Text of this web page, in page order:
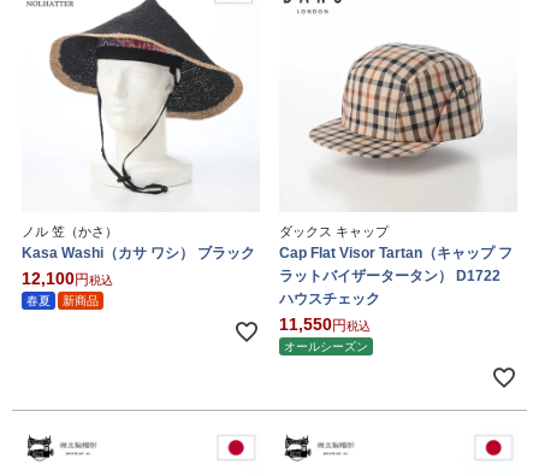
ノル 笠（かさ）
Kasa Washi（カサ ワシ） ブラック
12,100
税込
春夏
新商品
ダックス キャップ
Cap Flat Visor Tartan（キャップ フ
ラットバイザータータン） D1722
ハウスチェック
11,550
税込
オールシーズン